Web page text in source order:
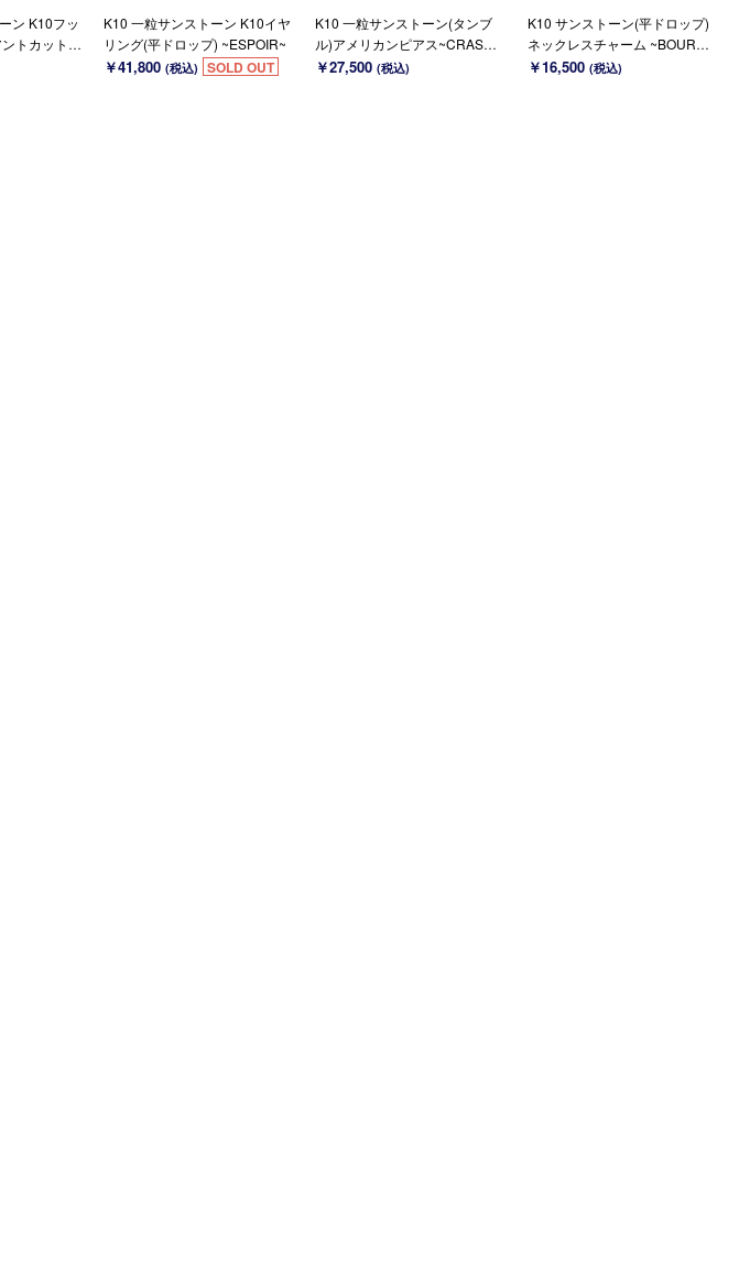
ン K10フッ
トカット)~
K10 一粒サンストーン K10イヤ
リング(平ドロップ) ~ESPOIR~
￥41,800(税込) SOLD OUT
K10 一粒サンストーン(タンブ
ル)アメリカンピアス~CRASPE
DIA GLOBOSA~
￥27,500(税込)
K10 サンストーン(平ドロップ)
ネックレスチャーム ~BOURGE
ON~（チェーンのセット購入で
￥16,500 (税込)